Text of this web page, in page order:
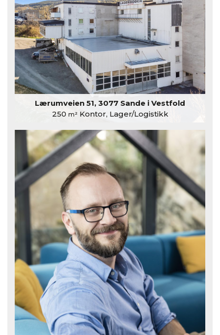
Lærumveien 51, 3077 Sande i Vestfold
250 m²Kontor, Lager/Logistikk